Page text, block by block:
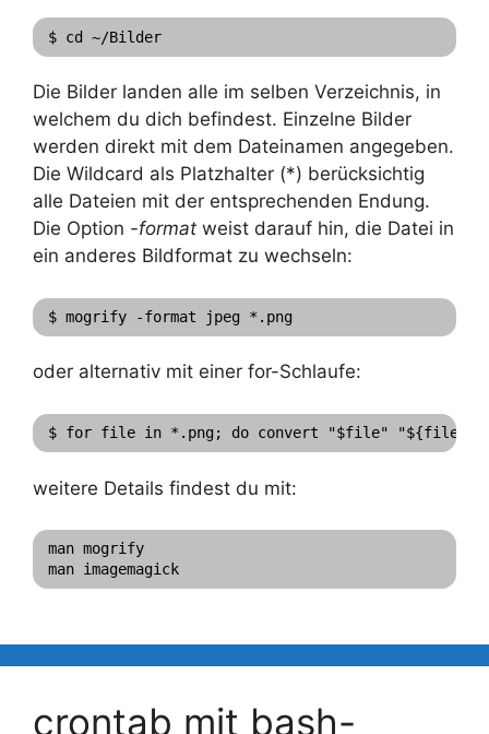
$ cd ~/Bilder
Die Bilder landen alle im selben Verzeichnis, in
welchem du dich befindest. Einzelne Bilder
werden direkt mit dem Dateinamen angegeben.
Die Wildcard als Platzhalter (*) berücksichtig
alle Dateien mit der entsprechenden Endung.
Die Option -format weist darauf hin, die Datei in
ein anderes Bildformat zu wechseln:
$ mogrify -format jpeg *.png
oder alternativ mit einer for-Schlaufe:
$ for file in *.png; do convert "$file"
weitere Details findest du mit:
man mogrify
man imagemagick
crontab mit bash-